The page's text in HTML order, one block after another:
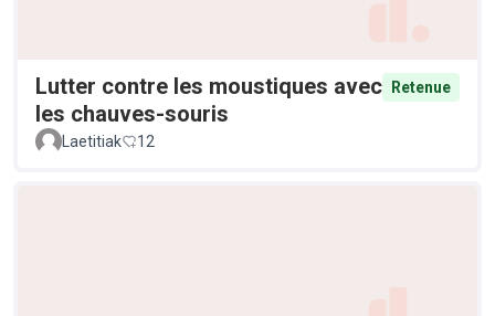
Lutter contre les moustiques avec
les chauves-souris
Retenue
Laetitiak 12